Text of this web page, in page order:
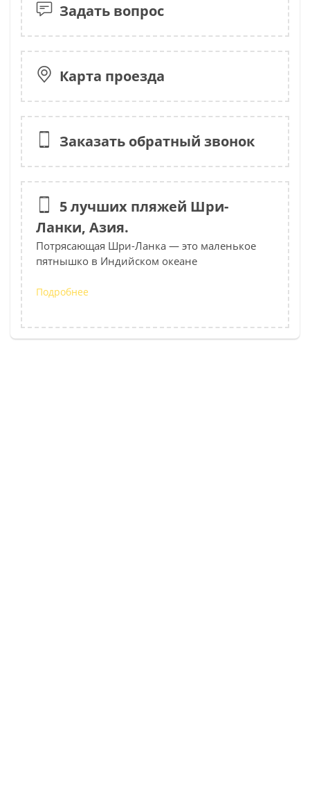
Задать вопрос
Карта проезда
Заказать обратный звонок
5 лучших пляжей Шри-
Ланки, Азия.
Потрясающая Шри-Ланка — это маленькое
пятнышко в Индийском океане
Подробнее